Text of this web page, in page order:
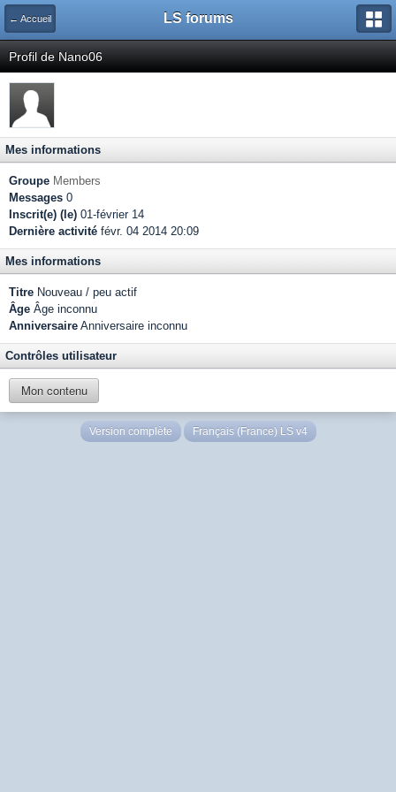
← Accueil LS forums
Profil de Nano06
Mes informations
Groupe Members
Messages 0
Inscrit(e) (le) 01-février 14
Dernière activité févr. 04 2014 20:09
Mes informations
Titre Nouveau / peu actif
Âge Âge inconnu
Anniversaire Anniversaire inconnu
Contrôles utilisateur
Mon contenu
Version complète Français (France) LS v4